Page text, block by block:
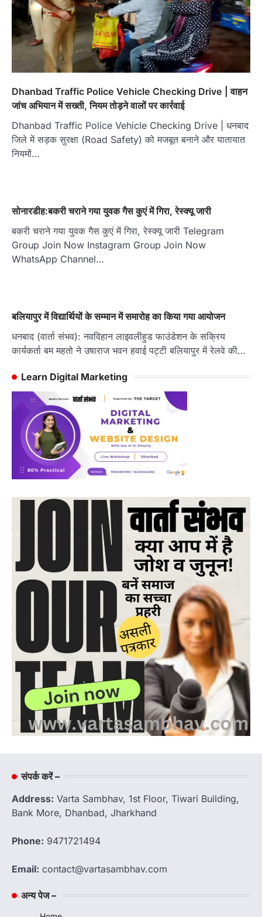
Dhanbad Traffic Police Vehicle Checking Drive | वाहन
जांच अभियान में सख्ती, नियम तोड़ने वालों पर कार्रवाई
Dhanbad Traffic Police Vehicle Checking Drive | धनबाद
जिले में सड़क सुरक्षा (Road Safety) को मजबूत बनाने और यातायात
नियमों…
सोनारडीह:बकरी चराने गया युवक गैस कुएं में गिरा, रेस्क्यू जारी
बकरी चराने गया युवक गैस कुएं में गिरा, रेस्क्यू जारी Telegram
Group Join Now Instagram Group Join Now
WhatsApp Channel…
बलियापुर में विद्यार्थियों के सम्मान में समारोह का किया गया आयोजन
धनबाद (वार्ता संभव): नवविहान लाइवलीहुड फाउंडेशन के सक्रिय
कार्यकर्ता बम महतो ने उषाराज भवन हवाई पट्टी बलियापुर में रेलवे की…
Learn Digital Marketing
संपर्क करें –
Address: Varta Sambhav, 1st Floor, Tiwari Building,
Bank More, Dhanbad, Jharkhand
Phone: 9471721494
Email: contact@vartasambhav.com
अन्य पेज –